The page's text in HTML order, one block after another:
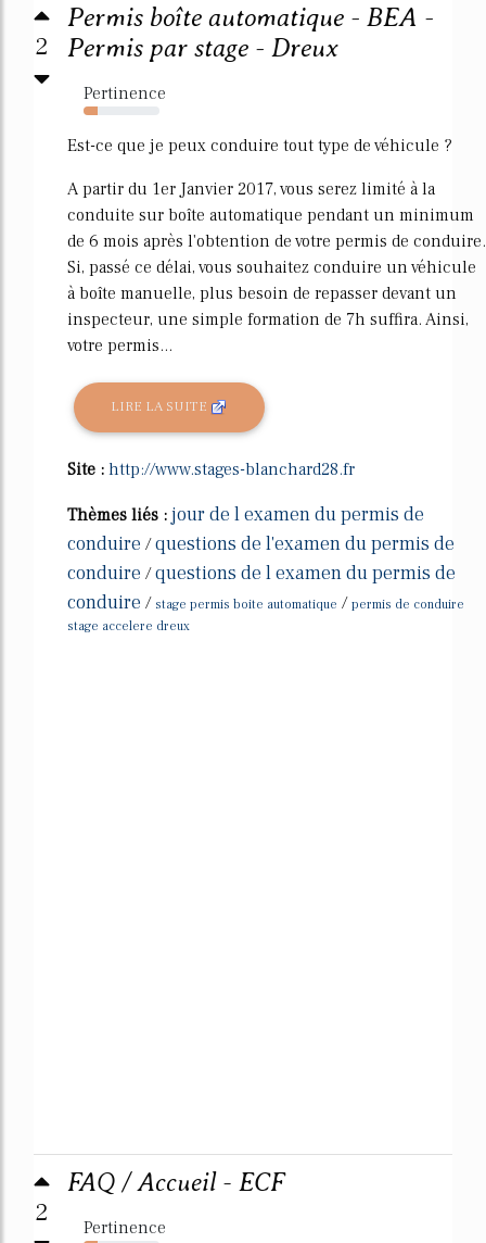
2
Permis boîte automatique - BEA -
Permis par stage - Dreux
Pertinence
18%
Est-ce que je peux conduire tout type de véhicule ?
A partir du 1er Janvier 2017, vous serez limité à la
conduite sur boîte automatique pendant un minimum
de 6 mois après l'obtention de votre permis de conduire.
Si, passé ce délai, vous souhaitez conduire un véhicule
à boîte manuelle, plus besoin de repasser devant un
inspecteur, une simple formation de 7h suffira. Ainsi,
votre permis...
LIRE LA SUITE
Site : http://www.stages-blanchard28.fr
Thèmes liés : jour de l examen du permis de
conduire /questions de l'examen du permis de
conduire /questions de l examen du permis de
conduire / stage permis boite automatique / permis de conduire
stage accelere dreux
2
FAQ / Accueil - ECF
Pertinence